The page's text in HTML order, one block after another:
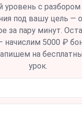
уровень с разбором
под вашу цель —
за пару минут.
начислим 5000 ₽
на
урок.